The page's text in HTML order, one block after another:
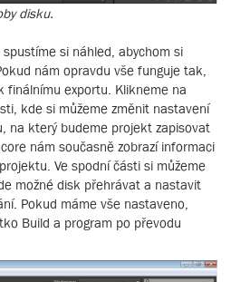
disku.
si náhled, abychom si
nám opravdu vše funguje tak,
finálnímu exportu. Klikneme na
kde si můžeme změnit nastavení
na který budeme projekt zapisovat
nám současně zobrazí informaci
Ve spodní části si můžeme
možné disk přehrávat a nastavit
Pokud máme vše nastaveno,
Build a program po převodu